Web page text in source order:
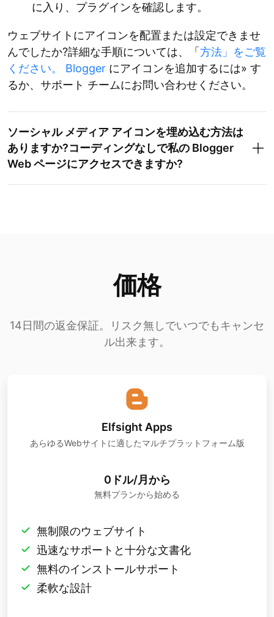
に入り、プラグインを確認します。
ウェブサイトにアイコンを配置または設定できませ
んでしたか?詳細な手順については、「方法」をご覧
ください。 Blogger にアイコンを追加するには» す
るか、サポート チームにお問い合わせください。
ソーシャル メディア アイコンを埋め込む方法は
ありますか?コーディングなしで私の Blogger
Web ページにアクセスできますか?
価格
14日間の返金保証。リスク無しでいつでもキャンセ
ル出来ます。
Elfsight Apps
あらゆるWebサイトに適したマルチプラットフォーム版
0ドル/月から
無料プランから始める
無制限のウェブサイト
迅速なサポートと十分な文書化
無料のインストールサポート
柔軟な設計